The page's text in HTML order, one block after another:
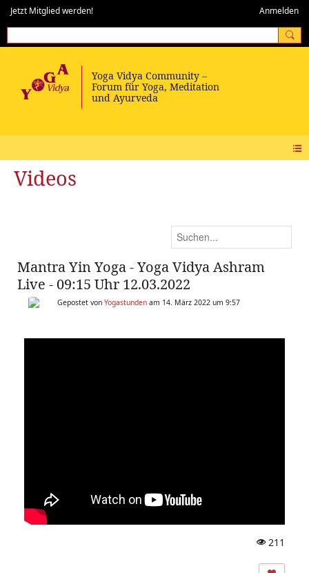
Jetzt Mitglied werden! Anmelden
Videos
Mantra Yin Yoga - Yoga Vidya Ashram
Live - 09:15 Uhr 12.03.2022
Gepostet von Yogastunden am 14. März 2022 um 9:57
211